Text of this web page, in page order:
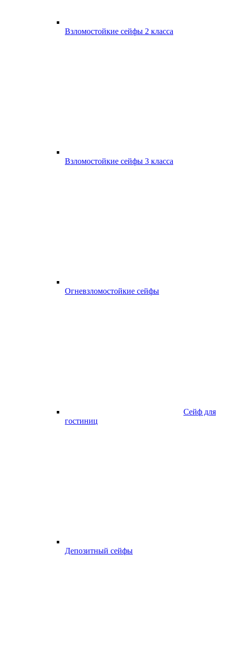
Взломостойкие сейфы 2 класса
Взломостойкие сейфы 3 класса
Огневзломостойкие сейфы
Сейф для
гостиниц
Депозитный сейфы